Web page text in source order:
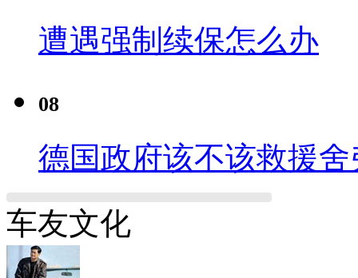
遭遇强制续保怎么办
08
德国政府该不该救援舍
车友文化